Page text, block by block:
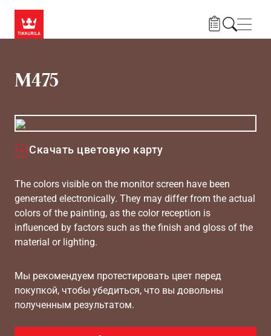
M475
Скачать цветовую карту
The colors visible on the monitor screen have been
generated electronically. They may differ from the actual
colors of the painting, as the color reception is
influenced by factors such as the finish and gloss of the
material or lighting.
Мы рекомендуем протестировать цвет перед
покупкой, чтобы убедиться, что вы довольны
полученным результатом.